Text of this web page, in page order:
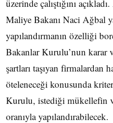
üzerinde çalıştığını
Maliye Bakanı Naci Ağbal
yapılandırmanın özelliği
Bakanlar Kurulu’nun karar
şartları taşıyan firmalardan
öteleneceği konusunda
Kurulu, istediği mükellefin
oranıyla yapılandırabilecek.